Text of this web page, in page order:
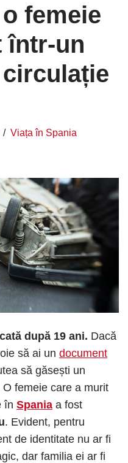
femeie
într-un
Viața în Spania
după 19 ani. Dacă
să ai un document
să găsești un
femeie care a murit
în Spania a fost
. Evident, pentru
de identitate nu ar fi
dar familia ei ar fi